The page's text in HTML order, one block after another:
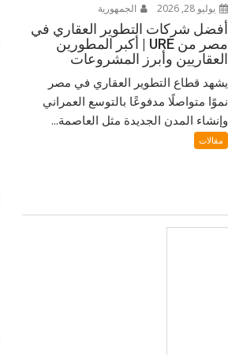
يوليو 28, 2026 الجمهورية
أفضل شركات التطوير العقاري في
مصر من URE | أكبر المطورين
العقاريين وأبرز المشروعات
يشهد قطاع التطوير العقاري في مصر
نموًا متواصلًا مدفوعًا بالتوسع العمراني
وإنشاء المدن الجديدة مثل العاصمة...
مقالات